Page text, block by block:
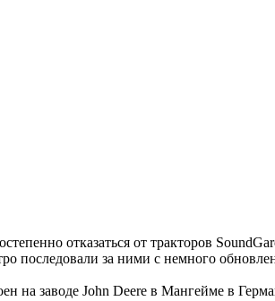
отказаться от тракторов
последовали за ними с немного
на заводе John Deere в Мангейме в